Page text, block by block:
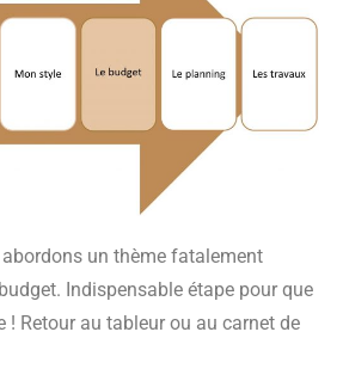
un thème fatalement
Indispensable étape pour que
! Retour au tableur ou au carnet de